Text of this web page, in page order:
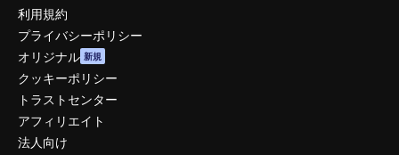
利用規約
プライバシーポリシー
オリジナル 新規
クッキーポリシー
トラストセンター
アフィリエイト
法人向け